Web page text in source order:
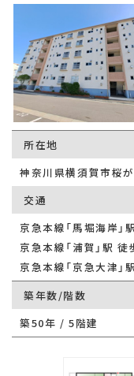
所在地
神奈川県横須賀市桜
交通
京急本線「馬堀海岸」
京急本線「浦賀」駅 徒
京急本線「京急大津」
築年数/階数
築50年 / 5階建